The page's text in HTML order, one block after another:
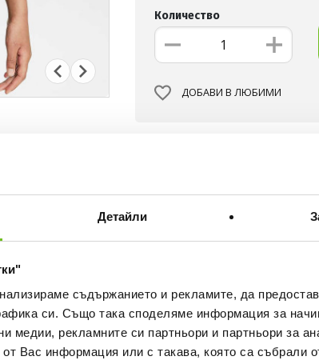
Детайли
съдържанието и рекламите, да
си. Също така споделяме информация за
медии, рекламните си партньори и партньори за
Вас информация или с такава, която са събрали
Количество
ДОБАВИ В ЛЮБИМИ
30 ДНИ БЕЗПЛАТНО ВРЪЩАНЕ